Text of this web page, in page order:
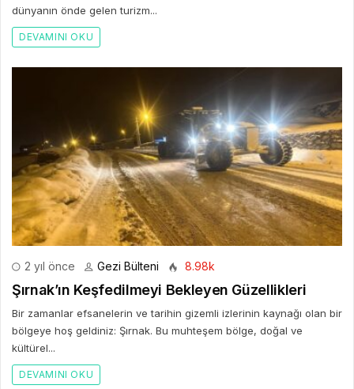
dünyanın önde gelen turizm...
DEVAMINI OKU
2 yıl önce Gezi Bülteni 8.98k
Şırnak’ın Keşfedilmeyi Bekleyen Güzellikleri
Bir zamanlar efsanelerin ve tarihin gizemli izlerinin kaynağı olan bir
bölgeye hoş geldiniz: Şırnak. Bu muhteşem bölge, doğal ve
kültürel...
DEVAMINI OKU